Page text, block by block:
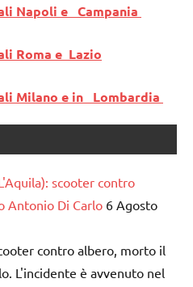
Napoli e Campania
Roma e Lazio
Milano e in Lombardia
scooter contro
Antonio Di Carlo 6 Agosto
contro albero, morto il
L'incidente è avvenuto nel